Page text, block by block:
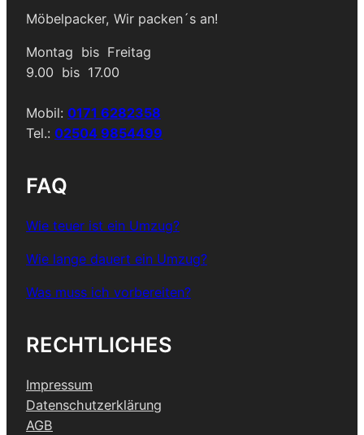
Möbelpacker, Wir packen´s an!
Montag bis Freitag
9.00 bis 17.00
Mobil: 0171 6282358
Tel.: 02504 9854499
FAQ
Wie teuer ist ein Umzug?
Wie lange dauert ein Umzug?
Was muss ich vorbereiten?
RECHTLICHES
Impressum
Datenschutzerklärung
AGB